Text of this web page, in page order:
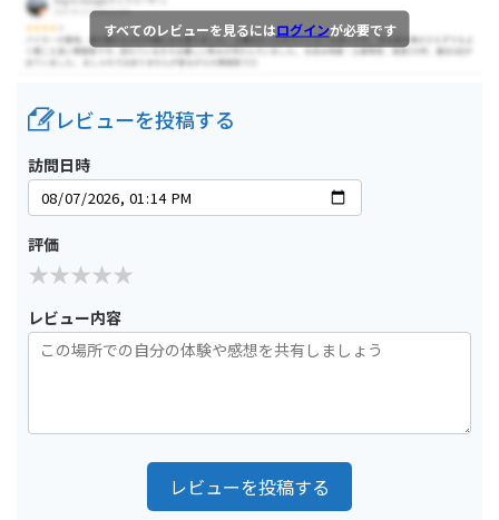
すべてのレビューを見るにはログインが必要です
レビューを投稿する
訪問日時
評価
レビュー内容
レビューを投稿する